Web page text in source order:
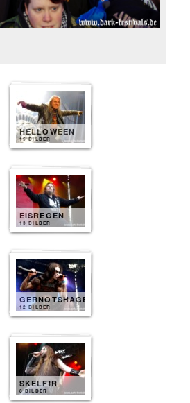
HELLOWEEN
15 BILDER
EISREGEN
13 BILDER
GERNOTSHAGEN
12 BILDER
SKELFIR
8 BILDER